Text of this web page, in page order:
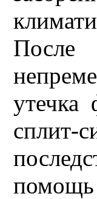
После
утечка
сплит-
помощь